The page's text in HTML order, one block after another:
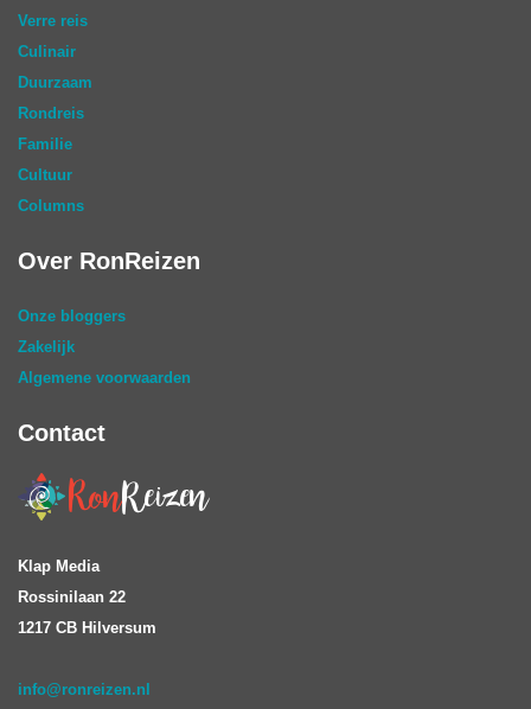
Verre reis
Culinair
Duurzaam
Rondreis
Familie
Cultuur
Columns
Over RonReizen
Onze bloggers
Zakelijk
Algemene voorwaarden
Contact
Klap Media
Rossinilaan 22
1217 CB Hilversum
info@ronreizen.nl